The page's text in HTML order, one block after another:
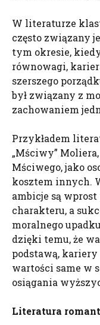
W literaturze
często związany
tym okresie,
równowagi,
szerszego
był związany z
zachowaniem
Przykładem
„Mściwy”
Mściwego, jako
kosztem innych.
ambicje są
charakteru, a
moralnego
dzięki temu, że
podstawą,
wartości same w
osiągania
Literatura